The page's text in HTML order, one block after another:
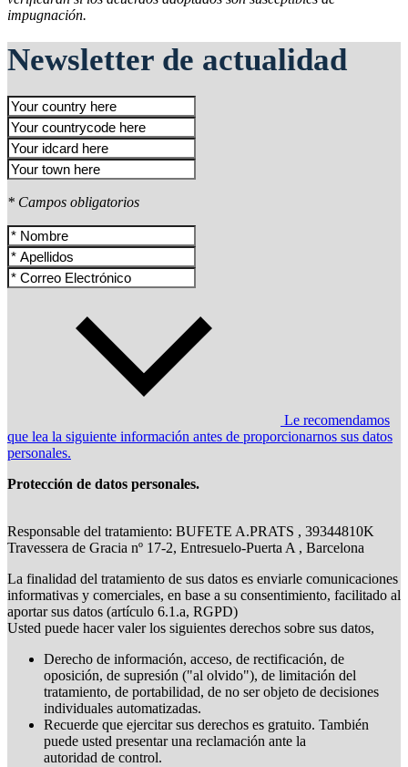
impugnación.
Newsletter de actualidad
* Campos obligatorios
Le recomendamos
que lea la siguiente información antes de proporcionarnos sus datos
personales.
Protección de datos personales.
Responsable del tratamiento: BUFETE A.PRATS , 39344810K
Travessera de Gracia nº 17-2, Entresuelo-Puerta A , Barcelona
La finalidad del tratamiento de sus datos es enviarle comunicaciones
informativas y comerciales, en base a su consentimiento, facilitado al
aportar sus datos (artículo 6.1.a, RGPD)
Usted puede hacer valer los siguientes derechos sobre sus datos,
Derecho de información, acceso, de rectificación, de
oposición, de supresión ("al olvido"), de limitación del
tratamiento, de portabilidad, de no ser objeto de decisiones
individuales automatizadas.
Recuerde que ejercitar sus derechos es gratuito. También
puede usted presentar una reclamación ante la
autoridad de control.